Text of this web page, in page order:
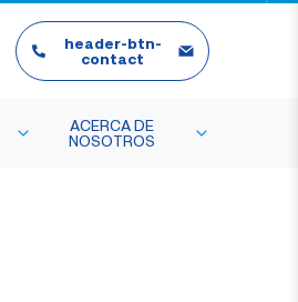
header-btn-
contact
ACERCA DE
NOSOTROS